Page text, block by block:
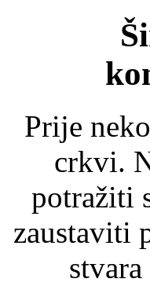
Prije
crkvi.
potražiti
zaustaviti